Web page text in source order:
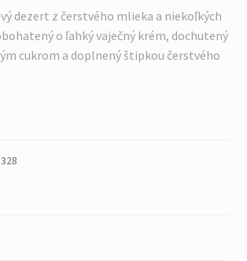
dezert z čerstvého mlieka a niekoľkých
o ľahký vaječný krém, dochutený
cukrom a doplnený štipkou čerstvého